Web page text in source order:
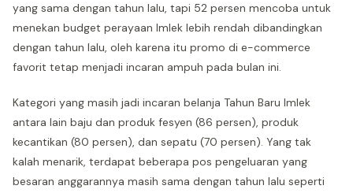
yang sama dengan tahun lalu, tapi 52 persen mencoba untuk
menekan budget perayaan Imlek lebih rendah dibandingkan
dengan tahun lalu, oleh karena itu promo di e-commerce
favorit tetap menjadi incaran ampuh pada bulan ini.
Kategori yang masih jadi incaran belanja Tahun Baru Imlek
antara lain baju dan produk fesyen (86 persen), produk
kecantikan (80 persen), dan sepatu (70 persen). Yang tak
kalah menarik, terdapat beberapa pos pengeluaran yang
besaran anggarannya masih sama dengan tahun lalu seperti